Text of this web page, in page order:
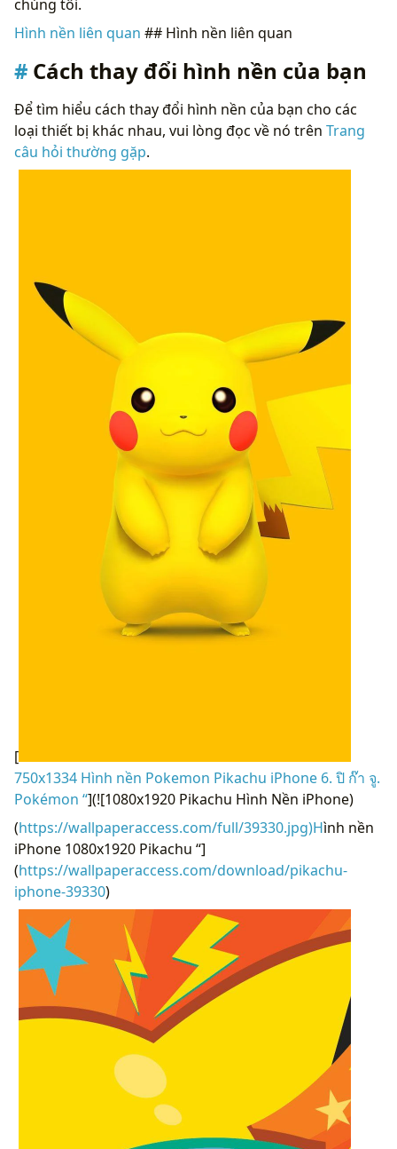
chúng tôi.
Hình nền liên quan ## Hình nền liên quan
Cách thay đổi hình nền của bạn
Để tìm hiểu cách thay đổi hình nền của bạn cho các
loại thiết bị khác nhau, vui lòng đọc về nó trên Trang
câu hỏi thường gặp.
[
750x1334 Hình nền Pokemon Pikachu iPhone 6. ปิ ก๊า จู.
Pokémon “](![1080x1920 Pikachu Hình Nền iPhone)
(https://wallpaperaccess.com/full/39330.jpg)Hình nền
iPhone 1080x1920 Pikachu “]
(https://wallpaperaccess.com/download/pikachu-
iphone-39330)